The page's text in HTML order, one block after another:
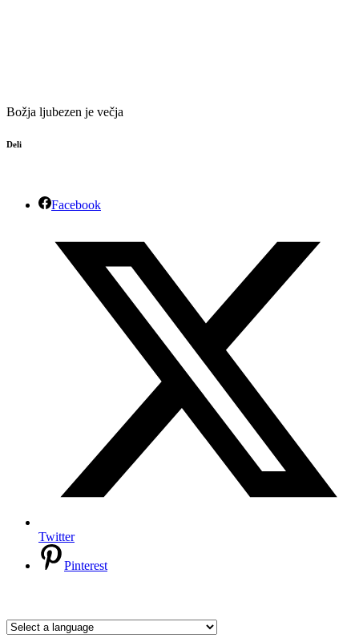
Božja ljubezen je večja
Deli
Facebook
Twitter
Pinterest